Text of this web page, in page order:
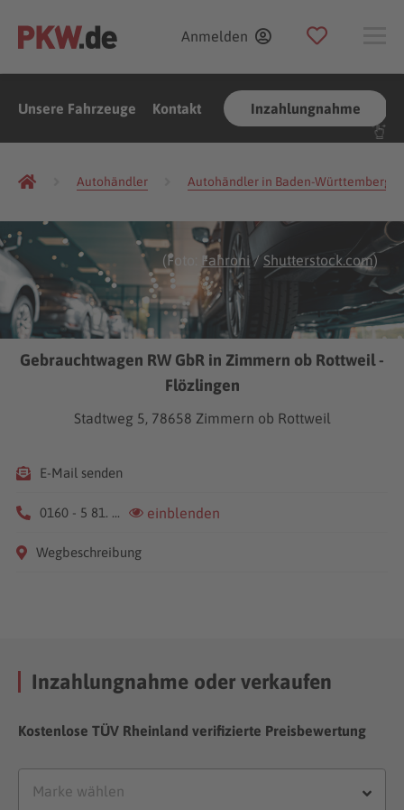
Anmelden
Unsere Fahrzeuge Kontakt Inzahlungnahme
Autohändler Autohändler in Baden-Württemberg
(Foto: Fahroni/ Shutterstock.com)
Gebrauchtwagen RW GbR in Zimmern ob Rottweil -
Flözlingen
Stadtweg 5, 78658 Zimmern ob Rottweil
E-Mail senden
0160 - 5 81. ... einblenden
Wegbeschreibung
Inzahlungnahme oder verkaufen
Kostenlose TÜV Rheinland verifizierte Preisbewertung